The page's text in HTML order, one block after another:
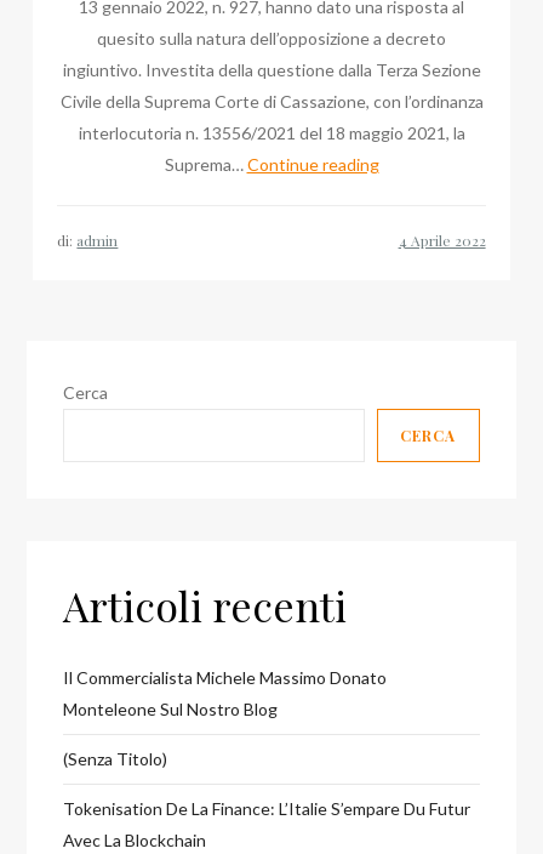
13 gennaio 2022, n. 927, hanno dato una risposta al
quesito sulla natura dell’opposizione a decreto
ingiuntivo. Investita della questione dalla Terza Sezione
Civile della Suprema Corte di Cassazione, con l’ordinanza
interlocutoria n. 13556/2021 del 18 maggio 2021, la
Suprema…Continue readingBlog
Sezione
Civile
di: admin
Cerca
CERCA
Articoli recenti
Il Commercialista Michele Massimo Donato
Monteleone Sul Nostro Blog
(senza Titolo)
Tokenisation De La Finance: L’Italie S’empare Du Futur
Avec La Blockchain